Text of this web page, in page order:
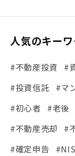
人気のキー
#不動産投資 #
#投資信託
#マ
#初心者
#老後
#不動産売却
#
#確定申告